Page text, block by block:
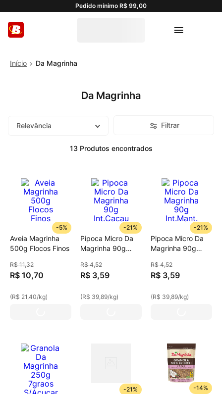
Pedido mínimo R$ 99,00
Da Magrinha
Da Magrinha
Relevância Filtrar
13 Produtos
-5%
Aveia Magrinha
500g Flocos Finos
R$ 11,32
R$ 10,70
(R$ 21,40/kg)
-21%
Pipoca Micro Da
Magrinha 90g
R$ 4,52
R$ 3,59
(R$ 39,89/kg)
-21%
Pipoca Micro Da
Magrinha 90g
R$ 4,52
R$ 3,59
(R$ 39,89/kg)
-21% -14%